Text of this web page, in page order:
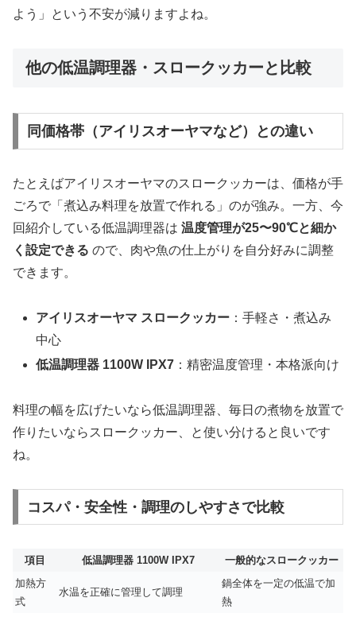
よう」という不安が減りますよね。
他の低温調理器・スロークッカーと比較
同価格帯（アイリスオーヤマなど）との違い
たとえばアイリスオーヤマのスロークッカーは、価格が手
ごろで「煮込み料理を放置で作れる」のが強み。一方、今
回紹介している低温調理器は 温度管理が25〜90℃と細か
く設定できる ので、肉や魚の仕上がりを自分好みに調整
できます。
アイリスオーヤマ スロークッカー ：手軽さ・煮込み
中心
低温調理器 1100W IPX7 ：精密温度管理・本格派向け
料理の幅を広げたいなら低温調理器、毎日の煮物を放置で
作りたいならスロークッカー、と使い分けると良いです
ね。
コスパ・安全性・調理のしやすさで比較
項目 低温調理器 1100W IPX7
一般的なスロークッカー
加熱方
式
水温を正確に管理して調理
鍋全体を一定の低温で加
熱